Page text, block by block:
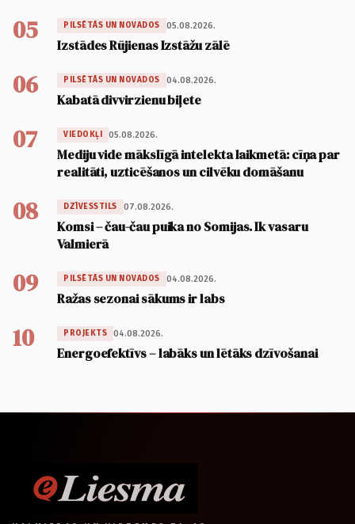
05 PILSĒTĀS UN NOVADOS 05.08.2026.
Izstādes Rūjienas Izstāžu zālē
06 PILSĒTĀS UN NOVADOS 04.08.2026.
Kabatā divvirzienu biļete
07 VIEDOKĻI 05.08.2026.
Mediju vide mākslīgā intelekta laikmetā: cīņa par
realitāti, uzticēšanos un cilvēku domāšanu
08 DZĪVESSTILS 07.08.2026.
Komsi – čau-čau puika no Somijas. Ik vasaru
Valmierā
09 PILSĒTĀS UN NOVADOS 04.08.2026.
Ražas sezonai sākums ir labs
10 PROJEKTS 04.08.2026.
Energoefektīvs – labāks un lētāks dzīvošanai